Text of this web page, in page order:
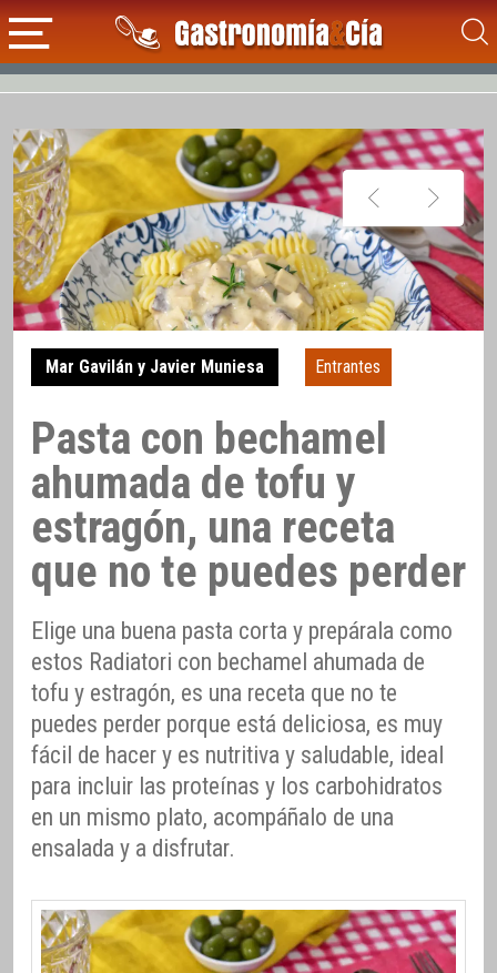
Mar Gavilán y Javier Muniesa Entrantes
Pasta con bechamel
ahumada de tofu y
estragón, una receta
que no te puedes perder
Elige una buena pasta corta y prepárala como
estos Radiatori con bechamel ahumada de
tofu y estragón, es una receta que no te
puedes perder porque está deliciosa, es muy
fácil de hacer y es nutritiva y saludable, ideal
para incluir las proteínas y los carbohidratos
en un mismo plato, acompáñalo de una
ensalada y a disfrutar.